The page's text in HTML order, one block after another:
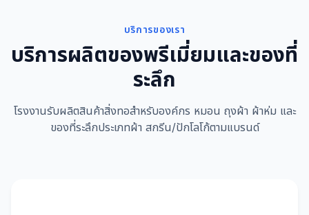
บริการของเรา
บริการผลิตของพรีเมี่ยมและของที่
ระลึก
โรงงานรับผลิตสินค้าสิ่งทอสำหรับองค์กร หมอน ถุงผ้า ผ้าห่ม และ
ของที่ระลึกประเภทผ้า สกรีน/ปักโลโก้ตามแบรนด์